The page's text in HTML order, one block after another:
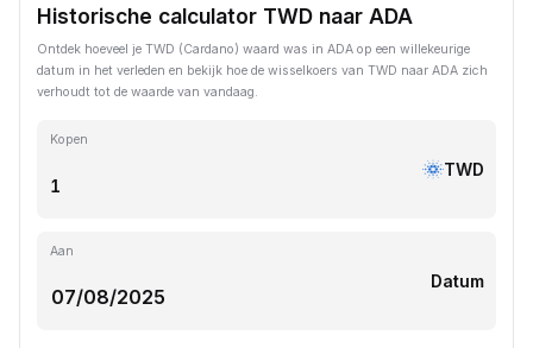
Historische calculator TWD naar ADA
Ontdek hoeveel je TWD (Cardano) waard was in ADA op een willekeurige
datum in het verleden en bekijk hoe de wisselkoers van TWD naar ADA zich
verhoudt tot de waarde van vandaag.
Kopen
TWD
Aan
Datum